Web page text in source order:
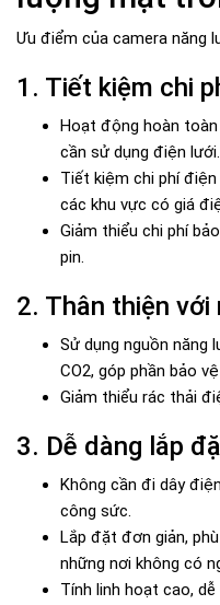
Ưu điểm của camera năng
1. Tiết kiệm chi
Hoạt động hoàn
cần sử dụng điện lưới.
Tiết kiệm chi phí
các khu vực có giá
Giảm thiểu chi phí
pin.
2. Thân thiện với
Sử dụng nguồn năng
CO2, góp phần bảo
Giảm thiểu rác thải
3. Dễ dàng lắp
Không cần đi dây
công sức.
Lắp đặt đơn giản,
những nơi không có
Tính linh hoạt cao,